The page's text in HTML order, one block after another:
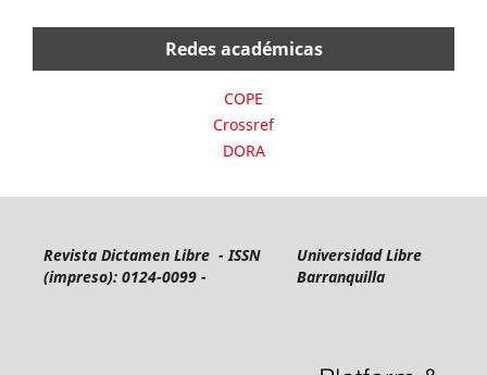
Redes académicas
COPE
Crossref
DORA
Revista Dictamen Libre - ISSN
(impreso): 0124-0099 -
Universidad Libre
Barranquilla